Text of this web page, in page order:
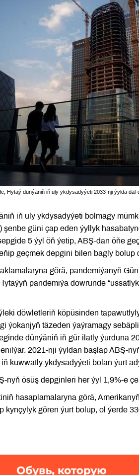
Hytaý dünýäniň iň uly ykdysadyýeti 2033-nji ýylda
iň uly ykdysadyýeti bolmagy
güni çap eden ýyllyk
5 ýyl öň ýetip, ABŞ-dan öňe
geçmek depgini bilen bagly bolup
görä, pandemiýanyň
pandemiýa döwründe
döwletleriň köpüsinden
ýokanjyň täzeden ýaýramagy
dünýäniň iň gür ilatly ýurduna
2021-nji ýyldan başlap ABŞ-
kuwwatly ykdysadyýeti bolan ýurt
nyň ösüş depginleri her ýyl 1,9%-e
hasaplamalaryna görä,
kynçylyk gören ýurt bolup, ol ýerde